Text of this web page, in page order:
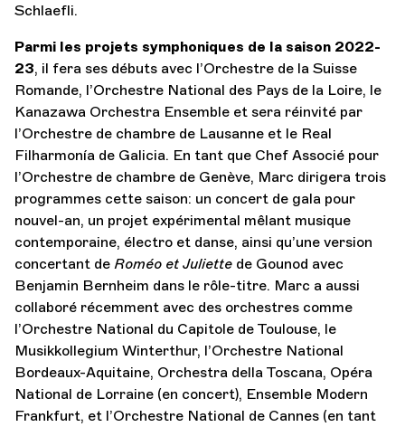
Schlaefli.
Parmi les projets symphoniques de la saison 2022-
23, il fera ses débuts avec l’Orchestre de la Suisse
Romande, l’Orchestre National des Pays de la Loire, le
Kanazawa Orchestra Ensemble et sera réinvité par
l’Orchestre de chambre de Lausanne et le Real
Filharmonía de Galicia. En tant que Chef Associé pour
l’Orchestre de chambre de Genève, Marc dirigera trois
programmes cette saison: un concert de gala pour
nouvel-an, un projet expérimental mêlant musique
contemporaine, électro et danse, ainsi qu’une version
concertant de Roméo et Juliette de Gounod avec
Benjamin Bernheim dans le rôle-titre. Marc a aussi
collaboré récemment avec des orchestres comme
l’Orchestre National du Capitole de Toulouse, le
Musikkollegium Winterthur, l’Orchestre National
Bordeaux-Aquitaine, Orchestra della Toscana, Opéra
National de Lorraine (en concert), Ensemble Modern
Frankfurt, et l’Orchestre National de Cannes (en tant